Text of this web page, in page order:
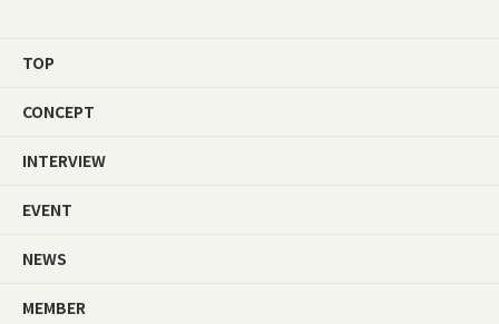
TOP
CONCEPT
INTERVIEW
EVENT
NEWS
MEMBER